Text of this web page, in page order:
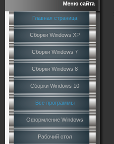
Меню сайта
Главная страница
Сборки Windows XP
Сборки Windows 7
Сборки Windows 8
Сборки Windows 10
Все программы
Оформление Windows
Рабочий стол